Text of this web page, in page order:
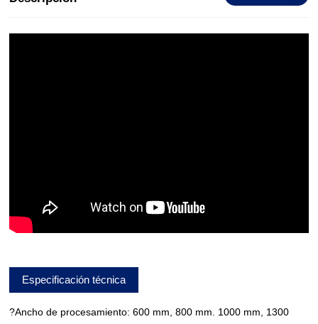
Especificación técnica
?Ancho de procesamiento: 600 mm, 800 mm. 1000 mm, 1300